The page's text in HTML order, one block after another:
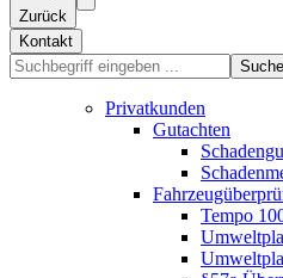
Zurück
Kontakt
Suche
Privatkunden
Gutachten
Tempo